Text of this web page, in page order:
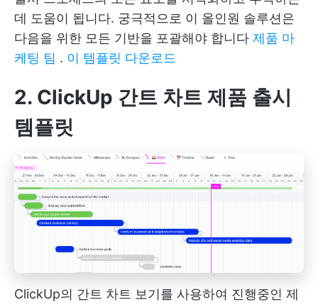
데 도움이 됩니다. 궁극적으로 이 올인원 솔루션은
다음을 위한 모든 기반을 포괄해야 합니다 제품 마
케팅 팀 . 이 템플릿 다운로드
2. ClickUp 간트 차트 제품 출시
템플릿
ClickUp의 간트 차트 보기를 사용하여 진행중인 제